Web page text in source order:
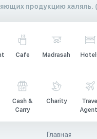
продукцию халяль.
Cafe Madrasah
Cash &
Carry
Charity
Travel
Главная